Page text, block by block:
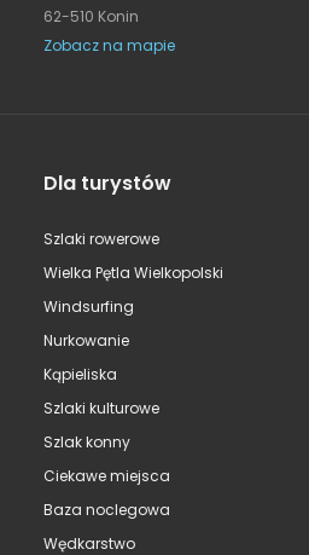
62-510 Konin
Zobacz na mapie
Dla turystów
Szlaki rowerowe
Wielka Pętla Wielkopolski
Windsurfing
Nurkowanie
Kąpieliska
Szlaki kulturowe
Szlak konny
Ciekawe miejsca
Baza noclegowa
Wędkarstwo